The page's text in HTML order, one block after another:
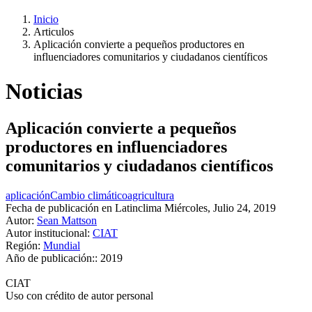
Inicio
Articulos
Aplicación convierte a pequeños productores en
influenciadores comunitarios y ciudadanos científicos
Noticias
Aplicación convierte a pequeños
productores en influenciadores
comunitarios y ciudadanos científicos
aplicaciónCambio climáticoagricultura
Fecha de publicación en Latinclima Miércoles, Julio 24, 2019
Autor: Sean Mattson
Autor institucional: CIAT
Región: Mundial
Año de publicación:: 2019
CIAT
Uso con crédito de autor personal